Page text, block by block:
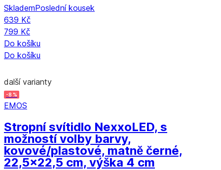
SklademPoslední kousek
639 Kč
799 Kč
Do košíku
Do košíku
další varianty
-8 %
EMOS
Stropní svítidlo NexxoLED, s
možností volby barvy,
kovové/plastové, matně černé,
22,5x22,5 cm, výška 4 cm